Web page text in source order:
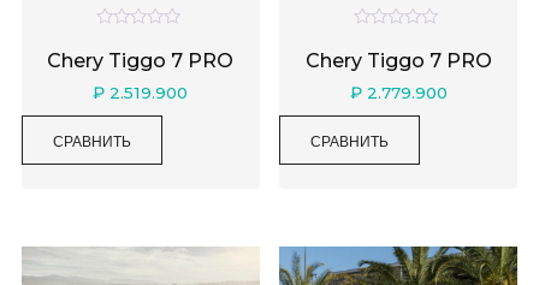
ц
е
н
к
а
0
и
з
Chery Tiggo 7 PRO
₽ 2.519.900
СРАВНИТЬ
ц
е
н
к
а
0
и
з
Chery Tiggo 7 PRO
₽2.779.900
СРАВНИТЬ